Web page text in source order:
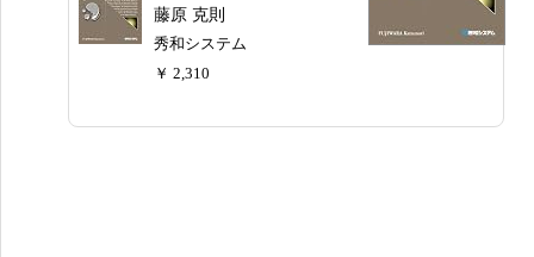
藤原 克則
秀和システム
￥ 2,310